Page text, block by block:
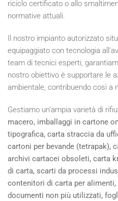
riciclo certificato o allo
normative attuali.
Il nostro impianto autorizzato
equipaggiato con tecnologia
team di tecnici esperti,
nostro obiettivo è supportare le
ambientale, contribuendo così a
Gestiamo un'ampia varietà di
macero, imballaggi in cartone
tipografica, carta straccia da
cartoni per bevande (tetrapak),
archivi cartacei obsoleti, carta
di carta, scarti da processi
contenitori di carta per
documenti non più utilizzati,